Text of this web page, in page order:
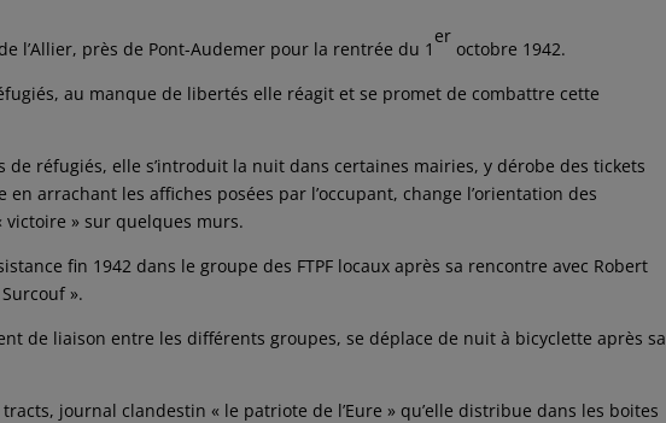
l’Allier, près de Pont-Audemer pour la rentrée du 1
er
octobre 1942.
au manque de libertés elle réagit et se promet de combattre cette
de réfugiés, elle s’introduit la nuit dans certaines mairies, y dérobe des tickets
en arrachant les affiches posées par l’occupant, change l’orientation des
victoire » sur quelques murs.
fin 1942 dans le groupe des FTPF locaux après sa rencontre avec Robert
».
de liaison entre les différents groupes, se déplace de nuit à bicyclette après sa
journal clandestin « le patriote de l’Eure » qu’elle distribue dans les boites